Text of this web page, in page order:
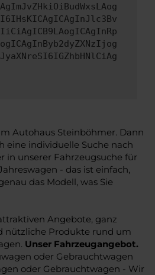
Autohaus Steinböhmer. Dann
eine individuelle Suche nach
in unserer Fahrzeugsuche für
- das ist einfach,
das Modell, was Sie
Angebote, ganz
nützliche Produkte rund um
Unser Fahrzeugangebot.
oder Gebrauchtwagen
oder Gebrauchtwagen - Wir